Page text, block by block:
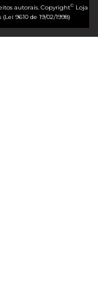
autorais. Copyright©Loja
(Lei 9610 de 19/02/1998)